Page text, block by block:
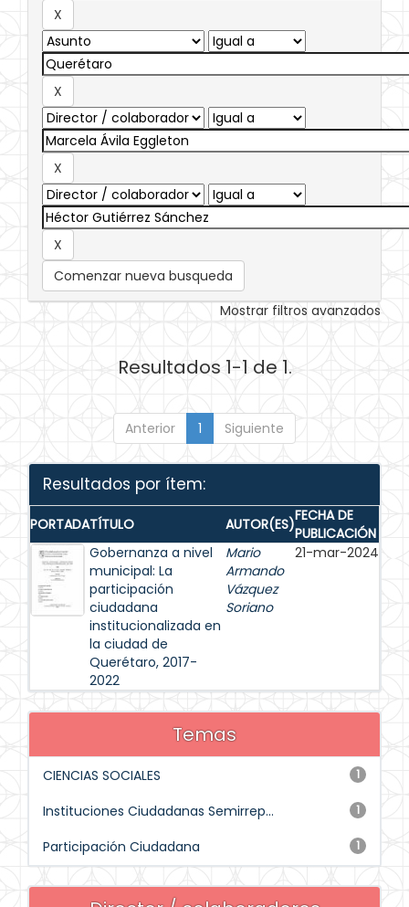
Comenzar nueva busqueda
Mostrar filtros avanzados
Resultados 1-1 de 1.
Anterior 1 Siguiente
Resultados por ítem:
PORTADATÍTULO AUTOR(ES)FECHA DE
PUBLICACIÓN
Gobernanza a nivel
municipal: La
participación
ciudadana
institucionalizada en
la ciudad de
Querétaro, 2017-
2022
Mario
Armando
Vázquez
Soriano
21-mar-2024
Temas
1
CIENCIAS SOCIALES
1
Instituciones Ciudadanas Semirrep...
1
Participación Ciudadana